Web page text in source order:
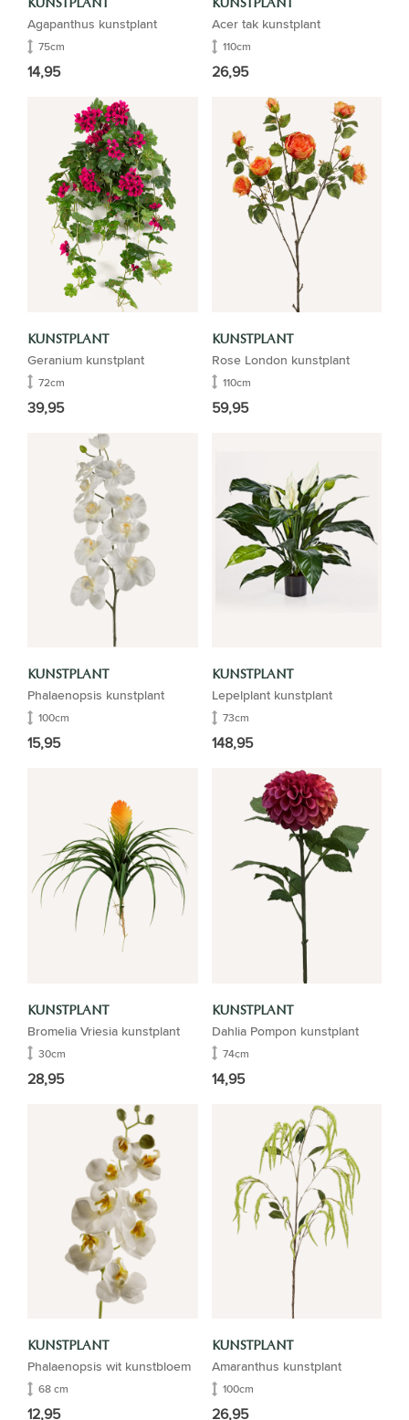
KUNSTPLANT
Agapanthus kunstplant
75cm
14,95
KUNSTPLANT
Acer tak kunstplant
110cm
26,95
KUNSTPLANT
Geranium kunstplant
72cm
39,95
KUNSTPLANT
Rose London kunstplant
110cm
59,95
KUNSTPLANT
Phalaenopsis kunstplant
100cm
15,95
KUNSTPLANT
Lepelplant kunstplant
73cm
148,95
KUNSTPLANT
Bromelia Vriesia kunstplant
30cm
28,95
KUNSTPLANT
Dahlia Pompon kunstplant
74cm
14,95
KUNSTPLANT
Phalaenopsis wit kunstbloem
68 cm
12,95
KUNSTPLANT
Amaranthus kunstplant
100cm
26,95